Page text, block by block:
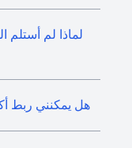
لماذا لم أستلم
هل يمكنني ربط